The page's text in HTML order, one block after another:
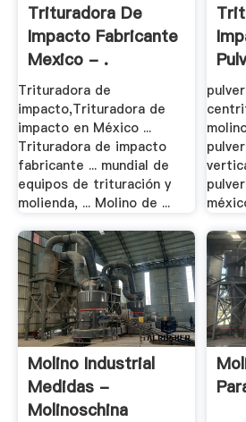
Trituradora De
Impacto Fabricante
Mexico - .
Trituradora de
impacto,Trituradora de
impacto en México ...
Trituradora de impacto
fabricante ... mundial de
equipos de trituración y
molienda, ... Molino de ...
Molino Industrial
Medidas -
Molinoschina